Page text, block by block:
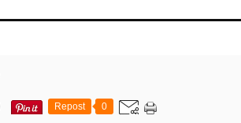
Repost 0